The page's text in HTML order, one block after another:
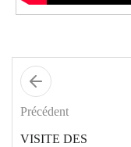
Précédent
VISITE DES